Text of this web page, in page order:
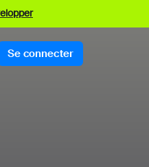
Se connecter